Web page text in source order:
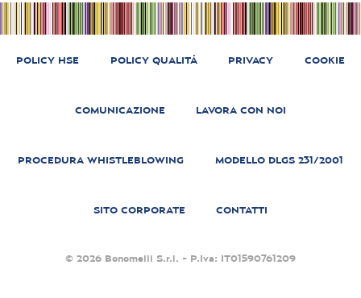
POLICY HSE POLICY QUALITÁ PRIVACY COOKIE
COMUNICAZIONE LAVORA CON NOI
PROCEDURA WHISTLEBLOWING MODELLO DLGS 231/2001
SITO CORPORATE CONTATTI
© 2026 Bonomelli S.r.l. - P.Iva: IT01590761209